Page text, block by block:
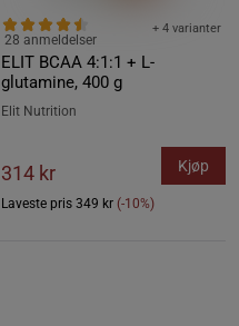
ELIT BCAA 4:1:1 + L-
glutamine, 400 g
+ 4 varianter
28 anmeldelser
Elit Nutrition
314 kr
Laveste pris 349 kr (-10%)
Kjøp